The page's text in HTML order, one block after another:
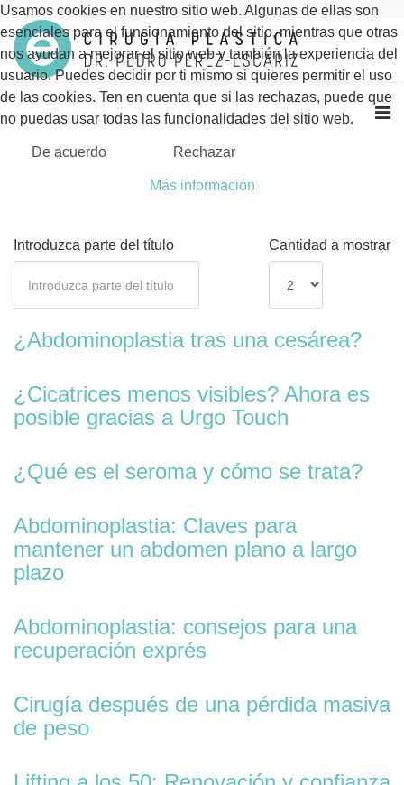
Introduzca parte del título Cantidad a mostrar
¿Abdominoplastia tras una cesárea?
¿Cicatrices menos visibles? Ahora es
posible gracias a Urgo Touch
¿Qué es el seroma y cómo se trata?
Abdominoplastia: Claves para
mantener un abdomen plano a largo
plazo
Abdominoplastia: consejos para una
recuperación exprés
Cirugía después de una pérdida masiva
de peso
Usamos cookies en nuestro sitio web. Algunas de ellas son
esenciales para el funcionamiento del sitio, mientras que otras
nos ayudan a mejorar el sitio web y también la experiencia del
usuario. Puedes decidir por ti mismo si quieres permitir el uso
de las cookies. Ten en cuenta que si las rechazas, puede que
no puedas usar todas las funcionalidades del sitio web.
De acuerdo Rechazar
Más información